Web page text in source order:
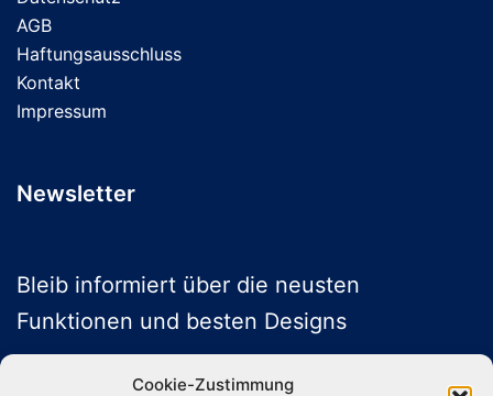
Cookie-Zustimmung
AGB
Haftungsausschluss
Kontakt
Impressum
Newsletter
Bleib informiert über die neusten
Funktionen und besten Designs